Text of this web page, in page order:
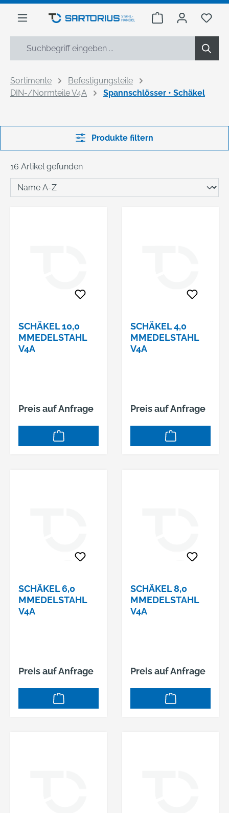
springen
Warenkorb Du
Sortimente
Befestigungsteile
DIN-/Normteile V4A
Spannschlösser • Schäkel
Produkte filtern
16 Artikel gefunden
SCHÄKEL 10,0
MMEDELSTAHL
V4A
Preis auf Anfrage
SCHÄKEL 4,0
MMEDELSTAHL
V4A
Preis auf Anfrage
SCHÄKEL 6,0
MMEDELSTAHL
V4A
Preis auf Anfrage
SCHÄKEL 8,0
MMEDELSTAHL
V4A
Preis auf Anfrage